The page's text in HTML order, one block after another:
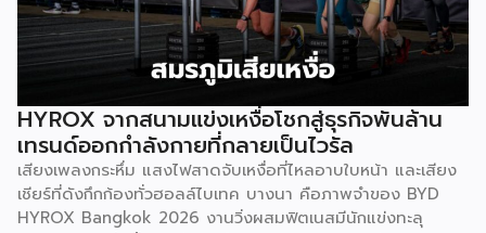
“Bitkuber Longevity Journey Program” ซึ่งเปิดให้พนักงาน
เข้าร่วมตามความสมัครใจ โดยจะวัดผลจากการเปลี่ยนแปลง
สุขภาพเป็นรายบุคคลเปรียบเทียบช่วงต้นปีและปลายปี เปิดโอกาส
ให้ทุกคนมีสิทธิ์ได้รับโบนัสเท่าเทียมกัน ไม่ว่าจะเป็นกลุ่มผู้เริ่มต้นที่
พัฒนาสุขภาพให้ดีขึ้น หรือกลุ่มคนรักสุขภาพที่สามารถรักษา
มาตรฐานที่ดีไว้ได้ โดยเกณฑ์การประเมินจะมุ่งเน้นไปที่การป้องกัน
โรคในกลุ่มคนทำงานออฟฟิศ ครอบคลุม 3 ด้าน 6 ตัวชี้วัด ได้แก่
1.ด้านระบบเผาผลาญ ประเมินค่าสมดุลระหว่างไขมันสะสมกับไข
มันที่ช่วยทำความสะอาดหลอดเลือด (Triglyceride-to-HDL
ratio) ระดับไขมันที่เกาะตามอวัยวะภายในช่องท้อง (Visceral Fat
HYROX จากสนามแข่งเหงื่อโชกสู่ธุรกิจพันล้าน
เทรนด์ออกกำลังกายที่กลายเป็นไวรัล
เสียงเพลงกระหึ่ม แสงไฟสาดจับเหงื่อที่ไหลอาบใบหน้า และเสียง
เชียร์ที่ดังกึกก้องทั่วฮอลล์ไบเทค บางนา คือภาพจำของ BYD
HYROX Bangkok 2026 งานวิ่งผสมฟิตเนสมีนักแข่งทะลุ